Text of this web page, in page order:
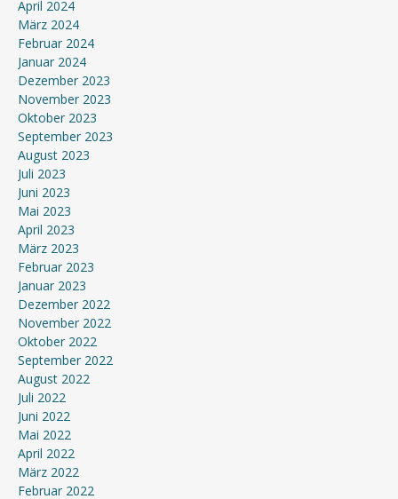
April 2024
März 2024
Februar 2024
Januar 2024
Dezember 2023
November 2023
Oktober 2023
September 2023
August 2023
Juli 2023
Juni 2023
Mai 2023
April 2023
März 2023
Februar 2023
Januar 2023
Dezember 2022
November 2022
Oktober 2022
September 2022
August 2022
Juli 2022
Juni 2022
Mai 2022
April 2022
März 2022
Februar 2022